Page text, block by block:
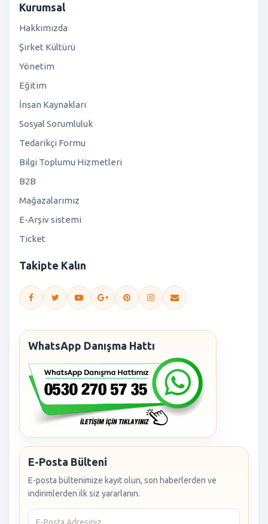
Kurumsal
Hakkımızda
Şirket Kültürü
Yönetim
Eğitim
İnsan Kaynakları
Sosyal Sorumluluk
Tedarikçi Formu
Bilgi Toplumu Hizmetleri
B2B
Mağazalarımız
E-Arşiv sistemi
Ticket
Takipte Kalın
WhatsApp Danışma Hattı
E-Posta Bülteni
E-posta bültenimize kayıt olun, son haberlerden ve
indirimlerden ilk siz yararlanın.